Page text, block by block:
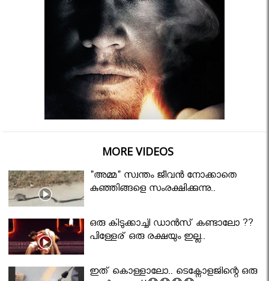
MORE VIDEOS
"അമ്മ" സ്വന്തം ജീവൻ നോക്കാതെ
കുഞ്ഞിങ്ങളെ സംരക്ഷിക്കുന്നു..
ഒരു കിടുക്കാച്ചി ഡാൻസ് കണ്ടാലോ ??
പിള്ളേര് ഒരു രക്ഷയും ഇല്ല..
ഇത് കൊള്ളാലോ.. ടെക്നോളജിന്റെ ഒരു